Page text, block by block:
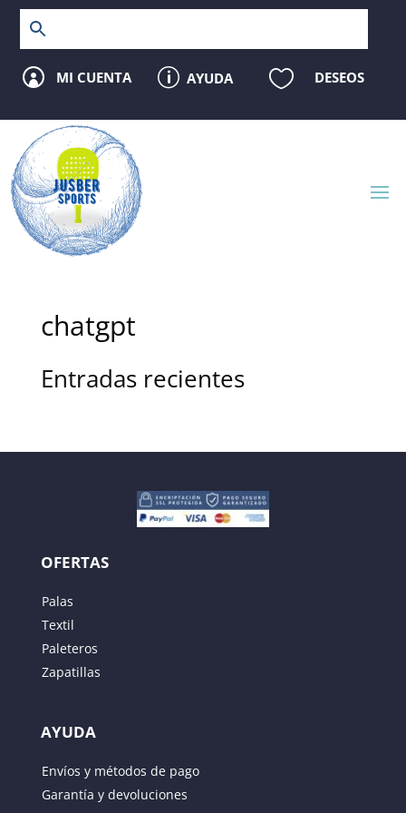
 MI CUENTA p AYUDA  DESEOS
chatgpt
Entradas recientes
OFERTAS
Palas
Textil
Paleteros
Zapatillas
AYUDA
Envíos y métodos de pago
Garantía y devoluciones